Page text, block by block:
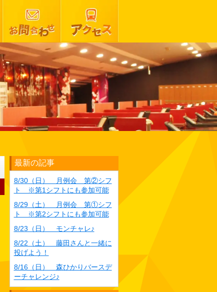
最新の記事
8/30（日） 月例会 第②シフ
ト ※第1シフトにも参加可能
8/29（土） 月例会 第①シフ
ト ※第2シフトにも参加可能
8/23（日） モンチャレ♪
8/22（土） 藤田さんと一緒に
投げよう！
8/16（日） 森ひかりバースデ
ーチャレンジ♪